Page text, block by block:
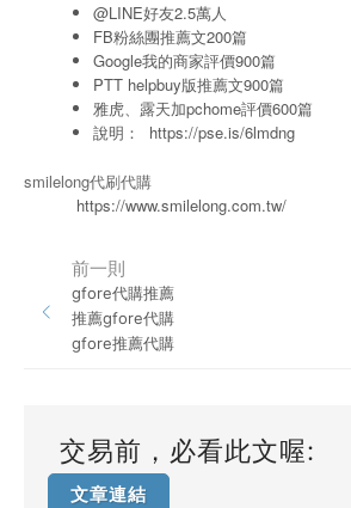
@LINE好友2.5萬人
FB粉絲團推薦文200篇
Google我的商家評價900篇
PTT helpbuy版推薦文900篇
雅虎、露天加pchome評價600篇
說明： https://pse.is/6lmdng
smilelong代刷代購
https://www.smilelong.com.tw/
前一則
gfore代購推薦
推薦gfore代購
gfore推薦代購
交易前，必看此文喔:
文章連結